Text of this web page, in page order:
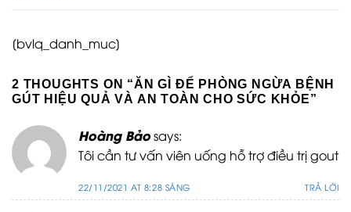
[bvlq_danh_muc]
2 THOUGHTS ON “ĂN GÌ ĐỂ PHÒNG NGỪA BỆNH
GÚT HIỆU QUẢ VÀ AN TOÀN CHO SỨC KHỎE”
Hoàng Bảosays:
Tôi cần tư vấn viên uống hỗ trợ điều trị gout
22/11/2021 AT 8:28 SÁNG TRẢ LỜI